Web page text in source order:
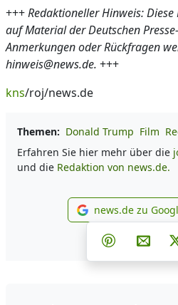
+++Redaktioneller Hinweis:
auf Material der Deutschen
Anmerkungen oder Rückfragen
hinweis@news.de. +++
kns/roj/news.de
Themen: Donald Trump Film
Erfahren Sie hier mehr über die
und die Redaktion von news.de.
news.de zu
Teilen auf
Teilen auf
Per